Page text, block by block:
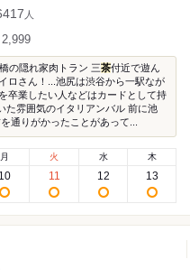
人
の隠れ家肉トラン 三茶付近で遊ん
ロさん！...池尻は渋谷から一駅なが
を卒業したい人などはカードとして持
た雰囲気のイタリアンバル 前に池
通りがかったことがあって...
月
10
火
11
水
12
木
13